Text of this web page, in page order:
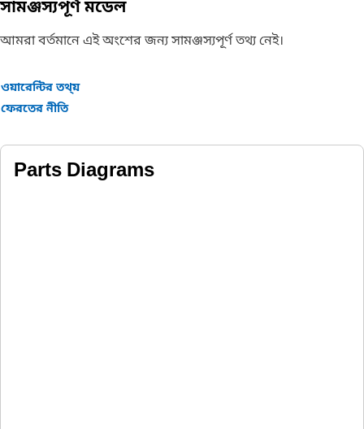
সামঞ্জস্যপূর্ণ মডেল
আমরা বর্তমানে এই অংশের জন্য সামঞ্জস্যপূর্ণ তথ্য নেই।
ওয়ারেন্টির তথ্য়
ফেরতের নীতি
Parts Diagrams